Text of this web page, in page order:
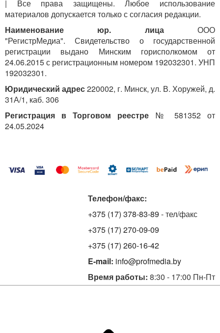
| Все права защищены. Любое использование
материалов допускается только с согласия редакции.
Наименование юр. лицаООО
"РегистрМедиа". Свидетельство о государственной
регистрации выдано Минским горисполкомом от
24.06.2015 с регистрационным номером 192032301. УНП
192032301.
Юридический адрес220002, г. Минск, ул. В. Хоружей, д.
31А/1, каб. 306
Регистрация в Торговом реестре № 581352 от
24.05.2024
Телефон/факс:
+375 (17) 378-83-89 - тел/факс
+375 (17) 270-09-09
+375 (17) 260-16-42
E-mail: info@profmedia.by
Время работы: 8:30 - 17:00 Пн-Пт